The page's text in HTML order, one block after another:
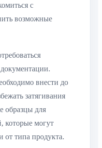
с
возможные
внести до
затягивания
образцы для
которые могут
от типа продукта.